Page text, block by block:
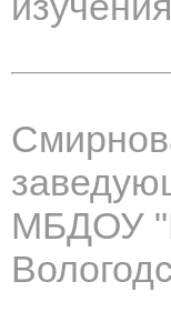
МБДОУ